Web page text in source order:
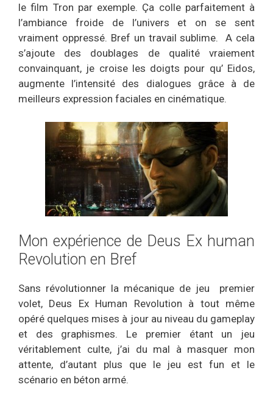
le film Tron par exemple. Ça colle parfaitement à
l’ambiance froide de l’univers et on se sent
vraiment oppressé. Bref un travail sublime. A cela
s’ajoute des doublages de qualité vraiement
convainquant, je croise les doigts pour qu’ Eidos,
augmente l’intensité des dialogues grâce à de
meilleurs expression faciales en cinématique.
Mon expérience de Deus Ex human
Revolution en Bref
Sans révolutionner la mécanique de jeu premier
volet, Deus Ex Human Revolution à tout même
opéré quelques mises à jour au niveau du gameplay
et des graphismes. Le premier étant un jeu
véritablement culte, j’ai du mal à masquer mon
attente, d’autant plus que le jeu est fun et le
scénario en béton armé.